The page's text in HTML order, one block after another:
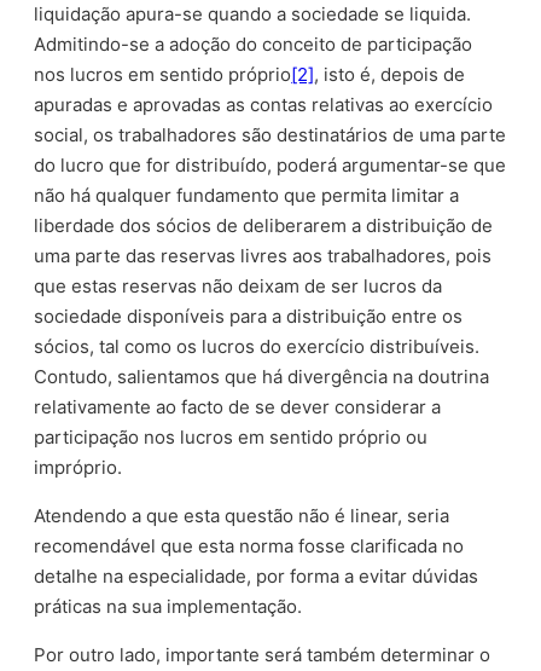
liquidação apura-se quando a sociedade se liquida.
Admitindo-se a adoção do conceito de participação
nos lucros em sentido próprio[2], isto é, depois de
apuradas e aprovadas as contas relativas ao exercício
social, os trabalhadores são destinatários de uma parte
do lucro que for distribuído, poderá argumentar-se que
não há qualquer fundamento que permita limitar a
liberdade dos sócios de deliberarem a distribuição de
uma parte das reservas livres aos trabalhadores, pois
que estas reservas não deixam de ser lucros da
sociedade disponíveis para a distribuição entre os
sócios, tal como os lucros do exercício distribuíveis.
Contudo, salientamos que há divergência na doutrina
relativamente ao facto de se dever considerar a
participação nos lucros em sentido próprio ou
impróprio.
Atendendo a que esta questão não é linear, seria
recomendável que esta norma fosse clarificada no
detalhe na especialidade, por forma a evitar dúvidas
práticas na sua implementação.
Por outro lado, importante será também determinar o